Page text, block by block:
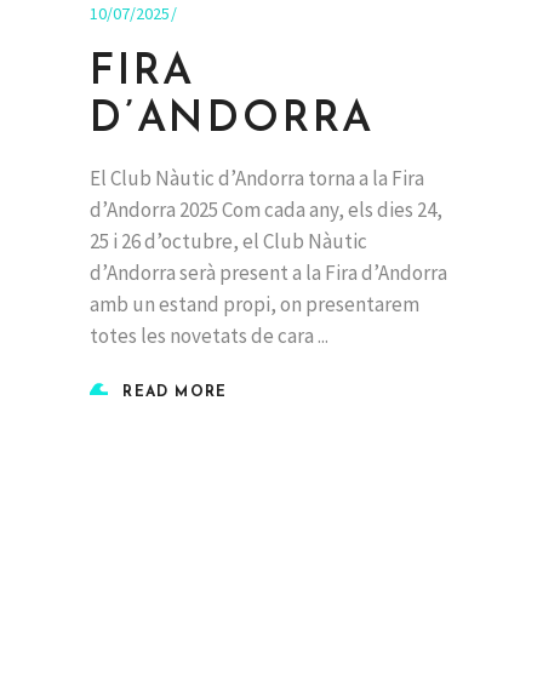
10/07/2025
FIRA
D’ANDORRA
El Club Nàutic d’Andorra torna a la Fira
d’Andorra 2025 Com cada any, els dies 24,
25 i 26 d’octubre, el Club Nàutic
d’Andorra serà present a la Fira d’Andorra
amb un estand propi, on presentarem
totes les novetats de cara
READ MORE